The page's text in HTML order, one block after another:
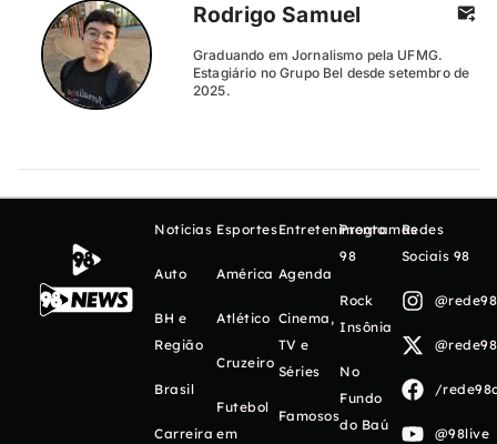
Rodrigo Samuel
Graduando em Jornalismo pela UFMG.
Estagiário no Grupo Bel desde setembro de
2025.
Notícias
Auto
BH e
Região
Brasil
Carreira
Esportes
América
Atlético
Cruzeiro
Futebol
em
Entretenimento
Agenda
Cinema,
TV e
Séries
Famosos
Programas
98
Rock
Insônia
No
Fundo
do Baú
Redes
Sociais 98
/
@98live